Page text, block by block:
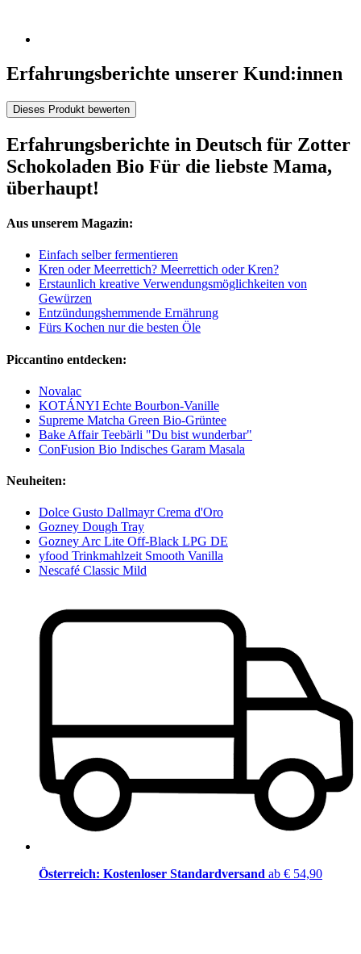
Erfahrungsberichte unserer Kund:innen
Dieses Produkt bewerten
Erfahrungsberichte in Deutsch für Zotter
Schokoladen Bio Für die liebste Mama,
überhaupt!
Aus unserem Magazin:
Einfach selber fermentieren
Kren oder Meerrettich? Meerrettich oder Kren?
Erstaunlich kreative Verwendungsmöglichkeiten von
Gewürzen
Entzündungshemmende Ernährung
Fürs Kochen nur die besten Öle
Piccantino entdecken:
Novalac
KOTÁNYI Echte Bourbon-Vanille
Supreme Matcha Green Bio-Grüntee
Bake Affair Teebärli "Du bist wunderbar"
ConFusion Bio Indisches Garam Masala
Neuheiten:
Dolce Gusto Dallmayr Crema d'Oro
Gozney Dough Tray
Gozney Arc Lite Off-Black LPG DE
yfood Trinkmahlzeit Smooth Vanilla
Nescafé Classic Mild
Österreich: Kostenloser Standardversand ab € 54,90